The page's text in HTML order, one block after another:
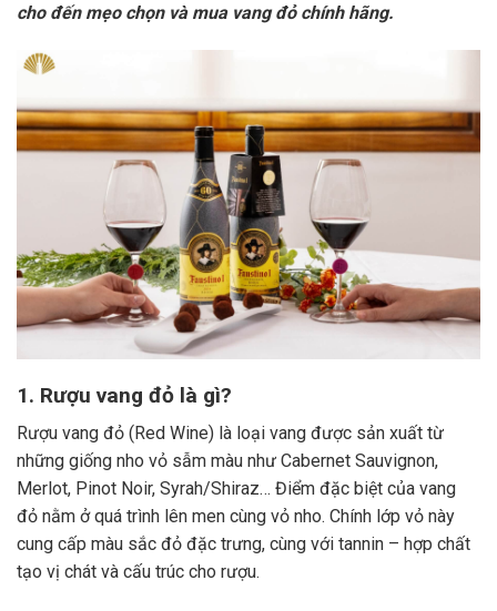
cho đến mẹo chọn và mua vang đỏ chính hãng.
1. Rượu vang đỏ là gì?
Rượu vang đỏ (Red Wine) là loại vang được sản xuất từ
những giống nho vỏ sẫm màu như Cabernet Sauvignon,
Merlot, Pinot Noir, Syrah/Shiraz… Điểm đặc biệt của vang
đỏ nằm ở quá trình lên men cùng vỏ nho. Chính lớp vỏ này
cung cấp màu sắc đỏ đặc trưng, cùng với tannin – hợp chất
tạo vị chát và cấu trúc cho rượu.